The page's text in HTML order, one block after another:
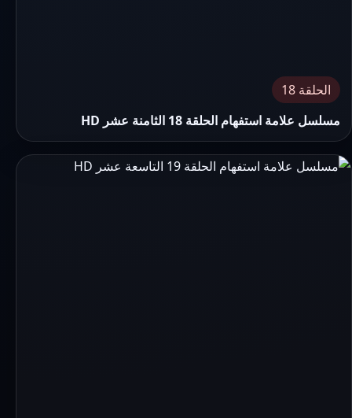
الحلقة 18
مسلسل علامة استفهام الحلقة 18 الثامنة عشر HD